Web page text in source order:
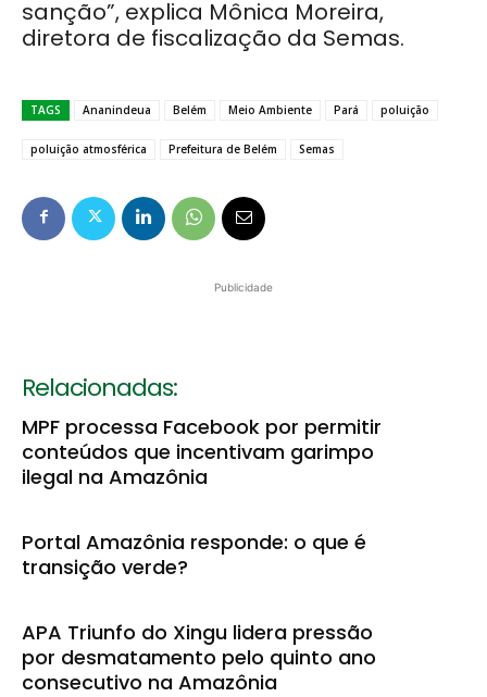
sanção”, explica Mônica Moreira,
diretora de fiscalização da Semas.
TAGS Ananindeua Belém Meio Ambiente Pará poluição
poluição atmosférica Prefeitura de Belém Semas
Publicidade
Relacionadas:
MPF processa Facebook por permitir
conteúdos que incentivam garimpo
ilegal na Amazônia
Portal Amazônia responde: o que é
transição verde?
APA Triunfo do Xingu lidera pressão
por desmatamento pelo quinto ano
consecutivo na Amazônia